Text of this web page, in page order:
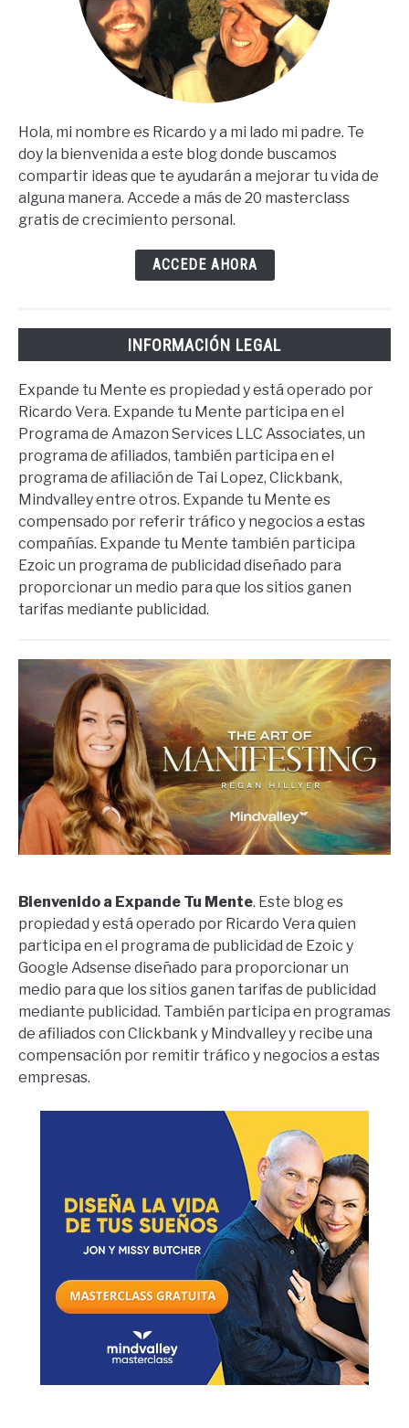
Hola, mi nombre es Ricardo y a mi lado mi padre. Te
doy la bienvenida a este blog donde buscamos
compartir ideas que te ayudarán a mejorar tu vida de
alguna manera. Accede a más de 20 masterclass
gratis de crecimiento personal.
ACCEDE AHORA
INFORMACIÓN LEGAL
Expande tu Mente es propiedad y está operado por
Ricardo Vera. Expande tu Mente participa en el
Programa de Amazon Services LLC Associates, un
programa de afiliados, también participa en el
programa de afiliación de Tai Lopez, Clickbank,
Mindvalley entre otros. Expande tu Mente es
compensado por referir tráfico y negocios a estas
compañías. Expande tu Mente también participa
Ezoic un programa de publicidad diseñado para
proporcionar un medio para que los sitios ganen
tarifas mediante publicidad.
Bienvenido a Expande Tu Mente. Este blog es
propiedad y está operado por Ricardo Vera quien
participa en el programa de publicidad de Ezoic y
Google Adsense diseñado para proporcionar un
medio para que los sitios ganen tarifas de publicidad
mediante publicidad. También participa en programas
de afiliados con Clickbank y Mindvalley y recibe una
compensación por remitir tráfico y negocios a estas
empresas.